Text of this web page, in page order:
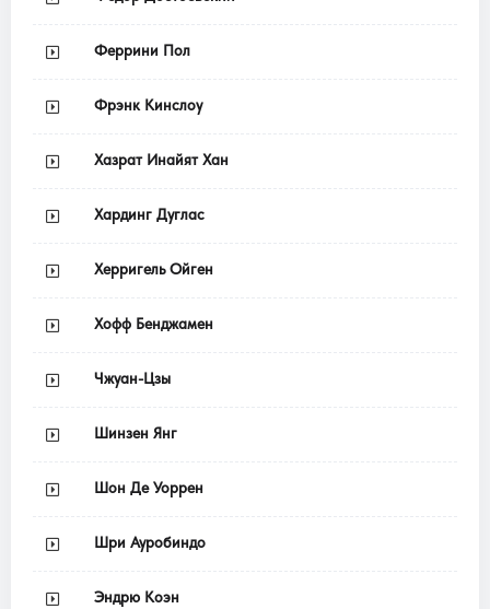
Феррини Пол
Фрэнк Кинслоу
Хазрат Инайят Хан
Хардинг Дуглас
Херригель Ойген
Хофф Бенджамен
Чжуан-Цзы
Шинзен Янг
Шон Де Уоррен
Шри Ауробиндо
Эндрю Коэн